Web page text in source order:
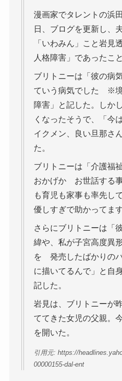
漫画家でタレントの浜
日、ブログを更新し、
「いわみん」こと岩見
人格障害」であったこ
ブリトニーは「彼の病
ていう病気でした ※境
障害」と記した。しか
くなったそうで、「今
イクメン、良い旦那さ
た。
ブリトニーは「介護福
おかげか お世話する
も育児も家事も率先し
優しすぎで助かってま
さらにブリトニーは「
緯や、私が子宮高度異
を 発売したばかりの
に描いてるんで」と自
記した。
岩見は、ブリトニーが
ててきた女児の父親。
を開いた。
引用元: https://
00000155-dal-ent